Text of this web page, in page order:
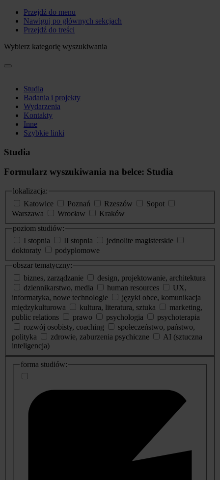
Przejdź do menu
Nawiguj po głównych sekcjach
Przejdź do treści
Wybierz kategorię wyszukiwania
Studia
Badania i projekty
Wydarzenia
Kontakty
Inne
Szybkie linki
Studia
Formularz wyszukiwania na belce: Studia
lokalizacja:
Katowice
Poznań Rzeszów
Sopot
Warszawa
Wrocław
Kraków
poziom studiów:
I stopnia
II stopnia
jednolite magisterskie
doktoraty
podyplomowe
obszar tematyczny:
biznes, zarządzanie
design, projektowanie, architektura
dziennikarstwo, media
human resources
UX,
informatyka, nowe technologie
języki obce, komunikacja
międzykulturowa
kultura, literatura, sztuka
marketing,
public relations
prawo psychologia
psychoterapia
rozwój osobisty, coaching
społeczeństwo, państwo,
polityka
zdrowie, zaburzenia psychiczne
AI (sztuczna
inteligencja)
dodatkowe
informacje
forma studiów: